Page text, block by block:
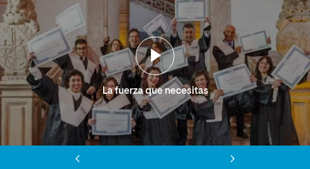
La fuerza que necesitas